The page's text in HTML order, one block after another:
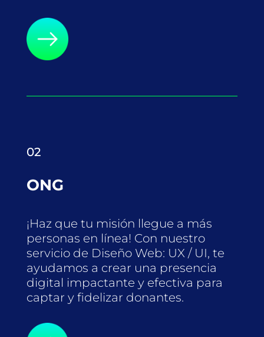
02
ONG
¡Haz que tu misión llegue a más
personas en línea! Con nuestro
servicio de Diseño Web: UX / UI, te
ayudamos a crear una presencia
digital impactante y efectiva para
captar y fidelizar donantes.